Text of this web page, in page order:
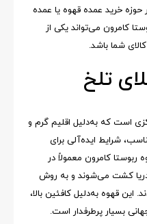
خرید عمده قهوه یا عمده
کامرون می‌تواند یکی از
شما باشد.
تلخ
است که به‌دلیل اقلیم گرم و
شرایط ایده‌آلی برای
ربوستا کامرون معمولاً در
متری از سطح دریا کشت می‌شوند و به روش
قهوه به‌دلیل کافئین بالا،
بسیار پرطرفدار است.